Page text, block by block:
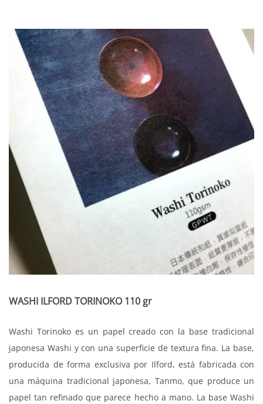
WASHI ILFORD TORINOKO 110 gr
Washi Torinoko es un papel creado con la base tradicional
japonesa Washi y con una superficie de textura fina. La base,
producida de forma exclusiva por Ilford, está fabricada con
una máquina tradicional japonesa, Tanmo, que produce un
papel tan refinado que parece hecho a mano. La base Washi